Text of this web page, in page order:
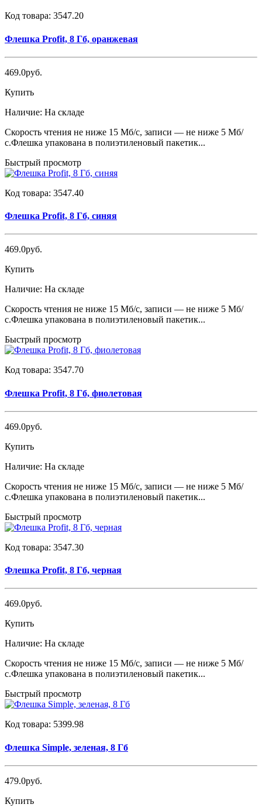
Код товара: 3547.20
Флешка Profit, 8 Гб, оранжевая
469.0руб.
Купить
Наличие: На складе
Скорость чтения не ниже 15 Мб/с, записи — не ниже 5 Мб/
с.Флешка упакована в полиэтиленовый пакетик...
Быстрый просмотр
Код товара: 3547.40
Флешка Profit, 8 Гб, синяя
469.0руб.
Купить
Наличие: На складе
Скорость чтения не ниже 15 Мб/с, записи — не ниже 5 Мб/
с.Флешка упакована в полиэтиленовый пакетик...
Быстрый просмотр
Код товара: 3547.70
Флешка Profit, 8 Гб, фиолетовая
469.0руб.
Купить
Наличие: На складе
Скорость чтения не ниже 15 Мб/с, записи — не ниже 5 Мб/
с.Флешка упакована в полиэтиленовый пакетик...
Быстрый просмотр
Код товара: 3547.30
Флешка Profit, 8 Гб, черная
469.0руб.
Купить
Наличие: На складе
Скорость чтения не ниже 15 Мб/с, записи — не ниже 5 Мб/
с.Флешка упакована в полиэтиленовый пакетик...
Быстрый просмотр
Код товара: 5399.98
Флешка Simple, зеленая, 8 Гб
479.0руб.
Купить